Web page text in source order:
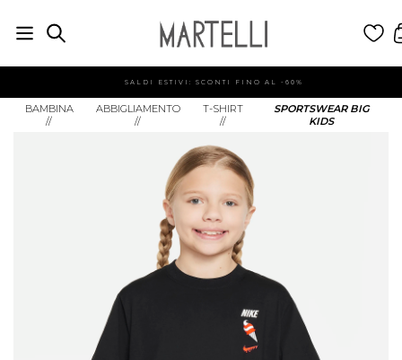
SALDI ESTIVI: SCONTI FINO AL -60%
BAMBINA
//
ABBIGLIAMENTO
//
T-SHIRT
//
SPORTSWEAR BIG
KIDS